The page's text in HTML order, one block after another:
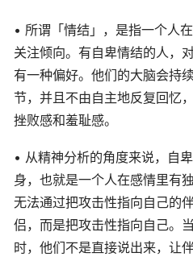
• 所谓「情结」，是指一个人
关注倾向。有自卑情结的人，
有一种偏好。他们的大脑会持
节，并且不由自主地反复回忆
挫败感和羞耻感。
• 从精神分析的角度来说，自
身，也就是一个人在感情里有
无法通过把攻击性指向自己的
侣，而是把攻击性指向自己。
时，他们不是直接说出来，让